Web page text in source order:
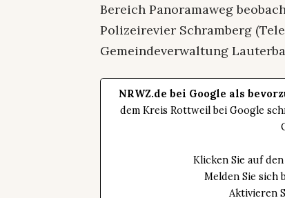
Bereich Panoramaweg
Polizeirevier Schramberg
Gemeindeverwaltung
NRWZ.de bei Google als
dem Kreis Rottweil bei Google
Klicken Sie auf
Melden Sie sich
Aktivieren